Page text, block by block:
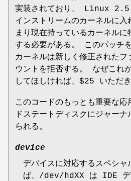
実装されており、 Linux 2.5
インストリームのカーネルに
まり現在持っているカーネルに
する必要がある。 このパッチ
カーネルは新しく修正されたフ
ウントを拒否する。 なぜこれ
してほしければ、$25 いただき
このコードのもっとも重要な
ドステートディスクにジャーナ
られる。
device
デバイスに対応するスペシ
ば、/dev/hdXX は IDE デ